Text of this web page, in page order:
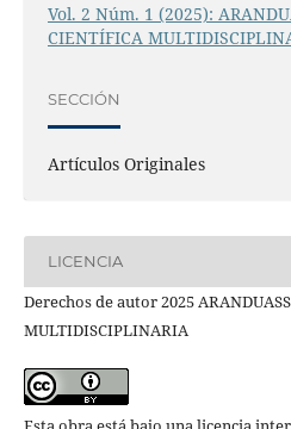
Vol. 2 Núm. 1 (2025):
CIENTÍFICA
SECCIÓN
Artículos Originales
LICENCIA
Derechos de autor 2025
MULTIDISCIPLINARIA